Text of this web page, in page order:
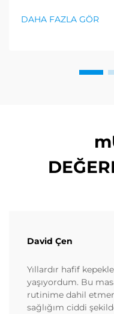
tarzı norm haline
zihinsel sağlıklarını
DAHA FAZLA GÖR
David Çen
Yıllardır hafif
yaşıyordum. Bu
rutinime dahil
sağlığım ciddi